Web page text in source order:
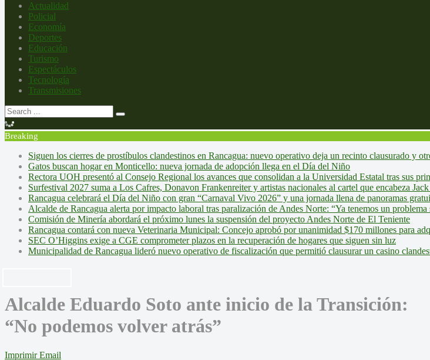
Actualidad
Policial
Economía
Deportes
Educación
Turismo
Espectáculos
Tecnología
Transmisiones
Breaking
Siguen los cierres de prostíbulos clandestinos en Rancagua: nuevo operativo deja un recinto clausurado y
Gatos buscan hogar en Monticello: nueva jornada de adopción llega en el Día del Niño
Rectora UOH presentó al Consejo Regional los avances que consolidan a la Universidad Estatal tras sus
Surfestival 2027 suma a Los Cafres, Donavon Frankenreiter y artistas nacionales al cartel que encabeza
Rancagua celebrará el Día del Niño con gran “Carnaval Vivo 2026” y una jornada llena de panoramas
Alcalde de Rancagua alerta por impacto laboral tras paralización de Andes Norte: “Ya tenemos un
Comisión de Minería abordará el próximo lunes la suspensión del proyecto Andes Norte de El Teniente
Rancagua contará con nueva Veterinaria Municipal: Concejo aprobó por unanimidad $170 millones para
SEC O’Higgins exige a CGE comprometer plazos en la recuperación de hogares que siguen sin luz
Municipalidad de Rancagua lideró nuevo operativo de fiscalización que permitió clausurar un casino
Alcalde Eduardo Soto ante inicio de la Transición:
“No podemos volver atrás”
Imprimir Email